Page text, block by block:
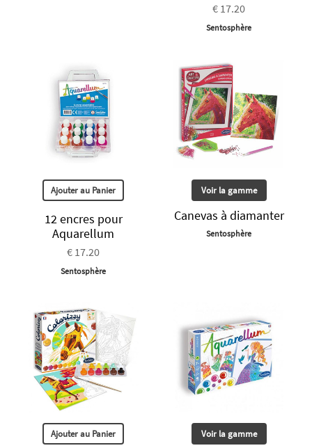
€ 17.20
Sentosphère
Ajouter au Panier
12 encres pour
Aquarellum
€ 17.20
Sentosphère
Voir la gamme
Canevas à diamanter
Sentosphère
Ajouter au Panier Voir la gamme